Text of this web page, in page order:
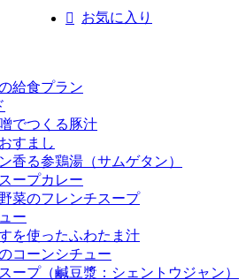
お気に入り
給食プラン
でつくる豚汁
すまし
香る参鶏湯（サムゲタン）
ープカレー
菜のフレンチスープ
ー
を使ったふわたま汁
コーンシチュー
ープ（鹹豆漿：シェントウジャン）